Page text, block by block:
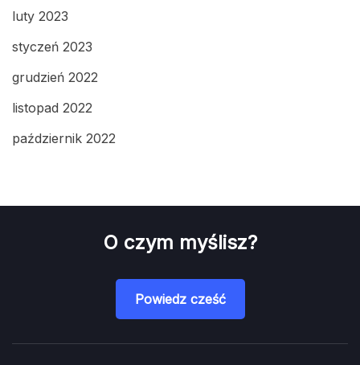
luty 2023
styczeń 2023
grudzień 2022
listopad 2022
październik 2022
O czym myślisz?
Powiedz cześć